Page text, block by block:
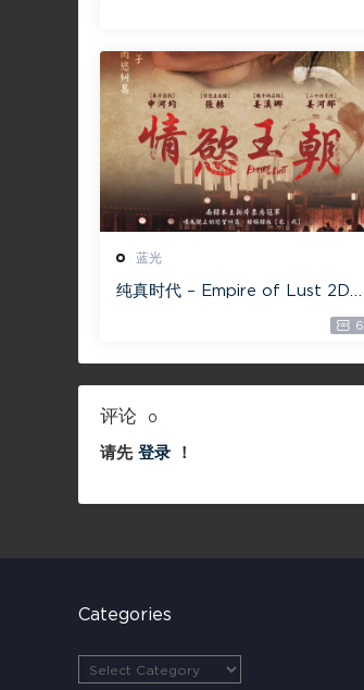
蓝光
纯真时代 – Empire of Lust 2D
蓝光原盘 33.1GB ISO【115网盘专
6
评论 0
请先 登录 ！
Categories
a